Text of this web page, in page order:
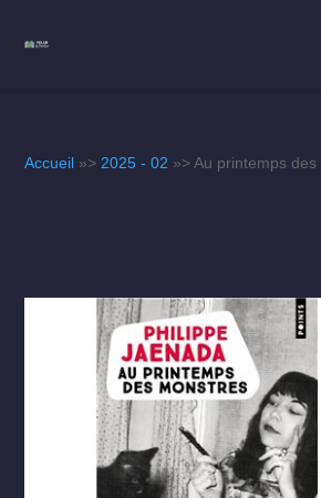
Accueil »> 2025 - 02 »> Au printemps